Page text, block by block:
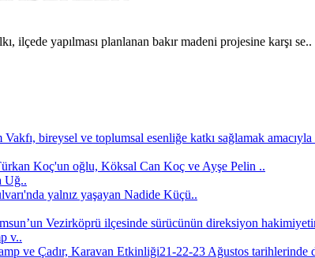
ilçede yapılması planlanan bakır madeni projesine karşı se..
Vakfı, bireysel ve toplumsal esenliğe katkı sağlamak amacıyla
Koç'un oğlu, Köksal Can Koç ve Ayşe Pelin ..
Uğ..
yalnız yaşayan Nadide Küçü..
Vezirköprü ilçesinde sürücünün direksiyon
v..
21-22-23 Ağustos tarihlerinde